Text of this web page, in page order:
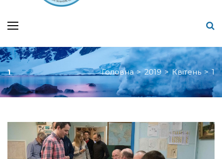
1 Головна > 2019 > Квітень > 1
День: